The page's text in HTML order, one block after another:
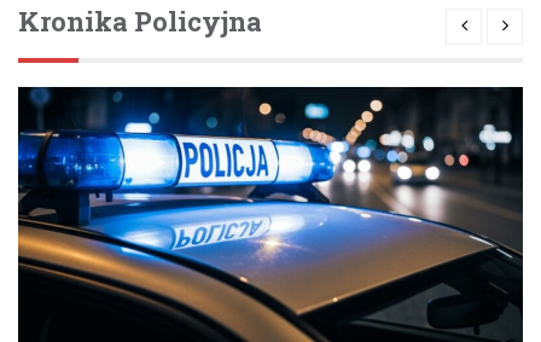
Kronika Policyjna